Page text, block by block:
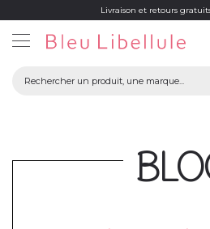
Livraison et retours